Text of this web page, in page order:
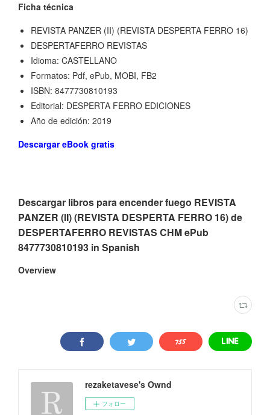
Ficha técnica
REVISTA PANZER (II) (REVISTA DESPERTA FERRO 16)
DESPERTAFERRO REVISTAS
Idioma: CASTELLANO
Formatos: Pdf, ePub, MOBI, FB2
ISBN: 8477730810193
Editorial: DESPERTA FERRO EDICIONES
Año de edición: 2019
Descargar eBook gratis
Descargar libros para encender fuego REVISTA
PANZER (II) (REVISTA DESPERTA FERRO 16) de
DESPERTAFERRO REVISTAS CHM ePub
8477730810193 in Spanish
Overview
rezaketavese's Ownd
フォロー